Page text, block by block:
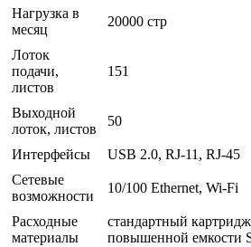
Нагрузка в
месяц
20000 стр
Лоток
подачи,
листов
151
Выходной
лоток, листов
50
Интерфейсы
USB 2.0, RJ-11, RJ-45
Сетевые
возможности
10/100 Ethernet, Wi-Fi
Расходные
материалы
стандартный
повышенной емкости